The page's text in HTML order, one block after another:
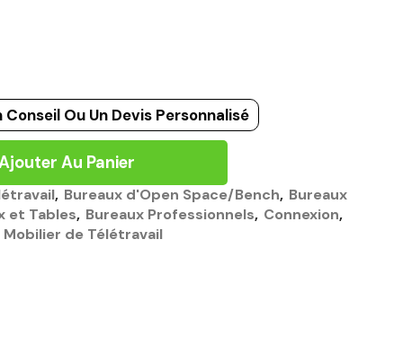
Ou Un Devis Personnalisé
Au Panier
, Bureaux d'Open Space/Bench, Bureaux
et Tables, Bureaux Professionnels, Connexion,
Mobilier de Télétravail